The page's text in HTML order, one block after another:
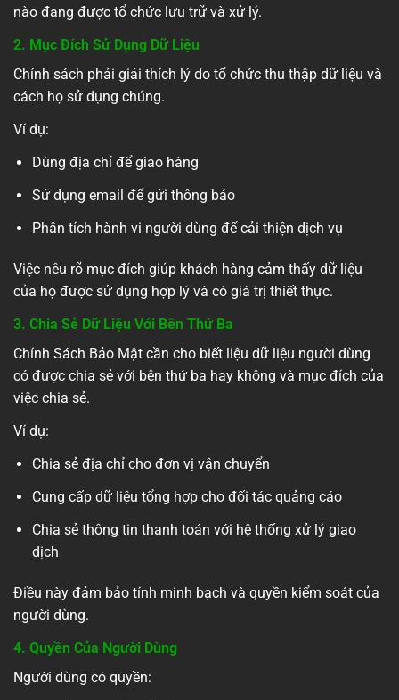
nào đang được tổ chức lưu trữ và xử lý.
2. Mục Đích Sử Dụng Dữ Liệu
Chính sách phải giải thích lý do tổ chức thu thập dữ liệu và
cách họ sử dụng chúng.
Ví dụ:
Dùng địa chỉ để giao hàng
Sử dụng email để gửi thông báo
Phân tích hành vi người dùng để cải thiện dịch vụ
Việc nêu rõ mục đích giúp khách hàng cảm thấy dữ liệu
của họ được sử dụng hợp lý và có giá trị thiết thực.
3. Chia Sẻ Dữ Liệu Với Bên Thứ Ba
Chính Sách Bảo Mật cần cho biết liệu dữ liệu người dùng
có được chia sẻ với bên thứ ba hay không và mục đích của
việc chia sẻ.
Ví dụ:
Chia sẻ địa chỉ cho đơn vị vận chuyển
Cung cấp dữ liệu tổng hợp cho đối tác quảng cáo
Chia sẻ thông tin thanh toán với hệ thống xử lý giao
dịch
Điều này đảm bảo tính minh bạch và quyền kiểm soát của
người dùng.
4. Quyền Của Người Dùng
Người dùng có quyền: